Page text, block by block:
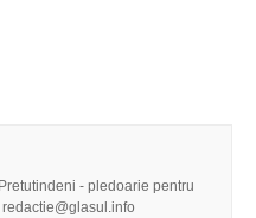
- pledoarie pentru